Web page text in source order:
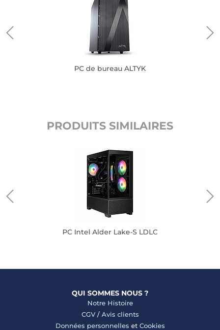
PC de bureau ALTYK
PRODUITS SIMILAIRES
PC Intel Alder Lake-S LDLC
QUI SOMMES NOUS ?
Notre Histoire
CGV/ Avis clients
Données personnelles et Cookies